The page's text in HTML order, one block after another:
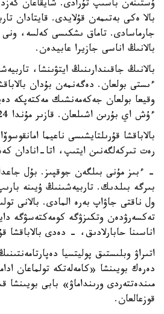
ۇستىنەن باسىپ تۇرادى. شايقاعان
بالا ەكى بەتىمەن قۇلايدى. قايتادان
جارماسادى. تاماق ىشكىسى كەلسە،
بالانىڭ اناسى جازيرا عابيدەن.
بالانىڭ جاقىندارىنىڭ ايتۋىنشا،
ءىستى بولعان. دەگەنمەن بۇدان
وقيعا بولعان جەكەمەنشىك مەكتەپكە
ءۇش اي بۇرىن اشىلعان. قازىر مۇندا 24 بالا تاربيەلەنەدى.
بالاباقشا قۇرىلتايشىسى ناعيما
رەت تىركەلگەنىن ايتىپ، اتا-انادان
- ءبىز مۇنى بىلگەن جوقپىز. بۇل
بىرگە بىلدىك. تاربيەشىنىڭ ۇيىنە
ول ناقتى جاۋاپ بەرە المادى. بالانى
تەكسەرۋدەن وتكىزۋگە كومەكتەسۋگە
اناسىنا حابارلادىق، - دەدى بالاباقشا
اتىراۋ وبلىستىق پوليتسيا
دەرەك بويىنشا «كامەلەتكە تولماعان
مىندەتتەردى ورىنداماۋ» بابى
قوزعالعان.